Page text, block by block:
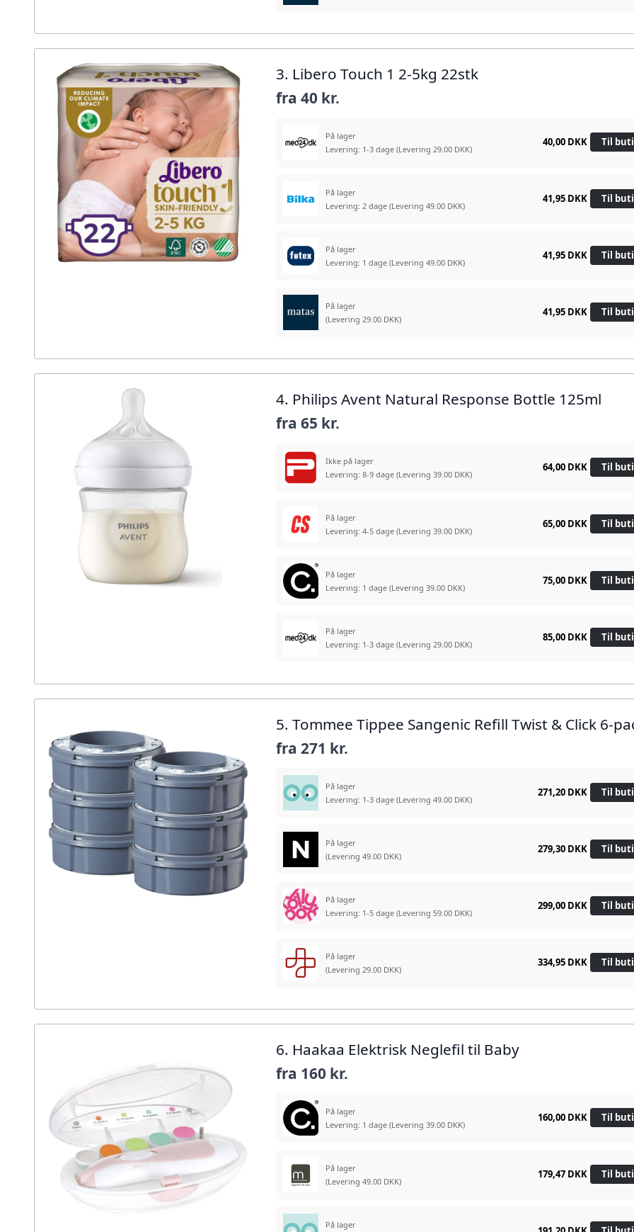
3. Libero Touch 1 2-5kg 22stk
fra40 kr.
På lager
Levering: 1-3 dage(Levering 29.00 DKK)
40,00 DKK Til
På lager
Levering: 2 dage(Levering 49.00 DKK)
41,95 DKK Til
På lager
Levering: 1 dage(Levering 49.00 DKK)
41,95 DKK Til
På lager
(Levering 29.00 DKK)
41,95 DKK Til
4. Philips Avent Natural Response Bottle 125ml
fra65 kr.
Ikke på lager
Levering: 8-9 dage(Levering 39.00 DKK)
64,00 DKK Til
På lager
Levering: 4-5 dage(Levering 39.00 DKK)
65,00 DKK Til
På lager
Levering: 1 dage(Levering 39.00 DKK)
75,00 DKK Til
På lager
Levering: 1-3 dage(Levering 29.00 DKK)
85,00 DKK Til
5. Tommee Tippee Sangenic Refill Twist & Click 6-
fra271 kr.
På lager
Levering: 1-3 dage(Levering 49.00 DKK)
271,20 DKK Til
På lager
(Levering 49.00 DKK)
279,30 DKK Til
På lager
Levering: 1-5 dage(Levering 59.00 DKK)
299,00 DKK Til
På lager
(Levering 29.00 DKK)
334,95 DKK Til
6. Haakaa Elektrisk Neglefil til Baby
fra 160 kr.
På lager
Levering: 1 dage(Levering 39.00 DKK)
160,00 DKK Til
På lager
(Levering 49.00 DKK)
179,47 DKK Til
På lager